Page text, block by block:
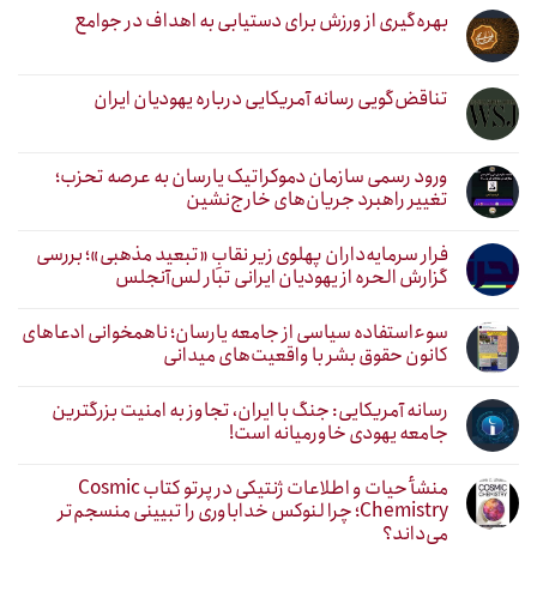
بهره‌گیری از ورزش برای دستیابی به اهداف در جوامع
تناقض‌گویی رسانه آمریکایی درباره یهودیان ایران
ورود رسمی سازمان دموکراتیک یارسان به عرصه تحزب؛
تغییر راهبرد جریان‌های خارج‌نشین
فرار سرمایه‌داران پهلوی زیر نقابِ «تبعید مذهبی»؛ بررسی
گزارش الحره از یهودیان ایرانی تبار لس‌آنجلس
سوءاستفاده سیاسی از جامعه یارسان؛ ناهمخوانی ادعاهای
کانون حقوق بشر با واقعیت‌های میدانی
رسانه آمریکایی: جنگ با ایران، تجاوز به امنیت بزرگترین
جامعه یهودی خاورمیانه است!
منشأ حیات و اطلاعات ژنتیکی در پرتو کتاب Cosmic
Chemistry؛ چرا لنوکس خداباوری را تبیینی منسجم‌تر
می‌داند؟